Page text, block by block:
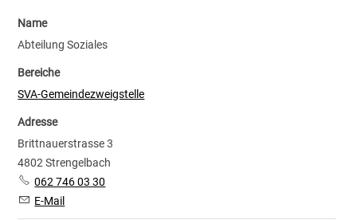
Name
Abteilung Soziales
Bereiche
SVA-Gemeindezweigstelle
Adresse
Brittnauerstrasse 3
4802 Strengelbach
062 746 03 30
E-Mail